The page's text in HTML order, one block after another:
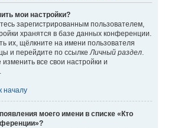
мои настройки?
зарегистрированным пользователем,
хранятся в базе данных конференции.
их, щёлкните на имени пользователя
и перейдите по ссылкеЛичный раздел.
все свои настройки и
началу
моего имени в списке «Кто